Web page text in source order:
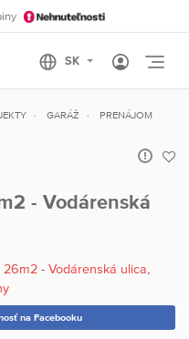
GARÁŽ PRENÁJOM
- Vodárenská
na Facebooku